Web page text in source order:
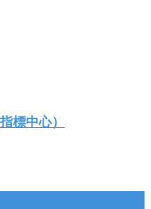
標中心）